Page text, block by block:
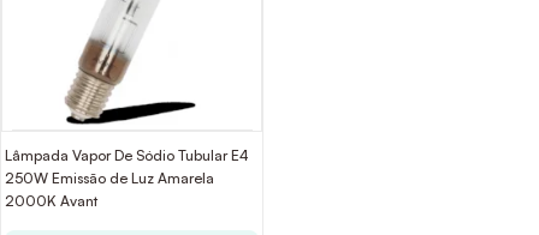
Lâmpada Vapor De Sódio Tubular E4
250W Emissão de Luz Amarela
2000K Avant